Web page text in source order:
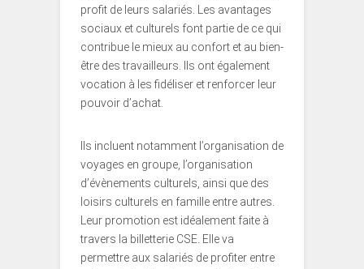
profit de leurs salariés. Les avantages
sociaux et culturels font partie de ce qui
contribue le mieux au confort et au bien-
être des travailleurs. Ils ont également
vocation à les fidéliser et renforcer leur
pouvoir d’achat.
Ils incluent notamment l’organisation de
voyages en groupe, l’organisation
d’évènements culturels, ainsi que des
loisirs culturels en famille entre autres.
Leur promotion est idéalement faite à
travers la billetterie CSE. Elle va
permettre aux salariés de profiter entre